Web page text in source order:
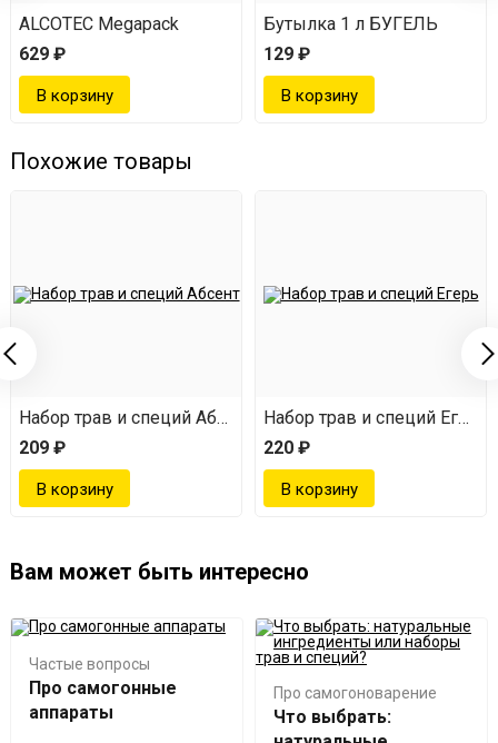
ALCOTEC Megapack
629 ₽
Бутылка 1 л БУГЕЛЬ
129 ₽
Похожие товары
Набор трав и специй Абсент
209 ₽
Набор трав и специй
220 ₽
Вам может быть интересно
Частые вопросы
Про самогонные
аппараты​
Про самогоноварение
Что выбрать: